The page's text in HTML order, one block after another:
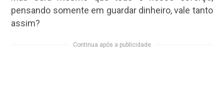
pensando somente em guardar dinheiro, vale tanto
assim?
Continua após a publicidade